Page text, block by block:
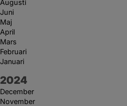
Augusti
Juni
Maj
April
Mars
Februari
Januari
År:
2024
December
November